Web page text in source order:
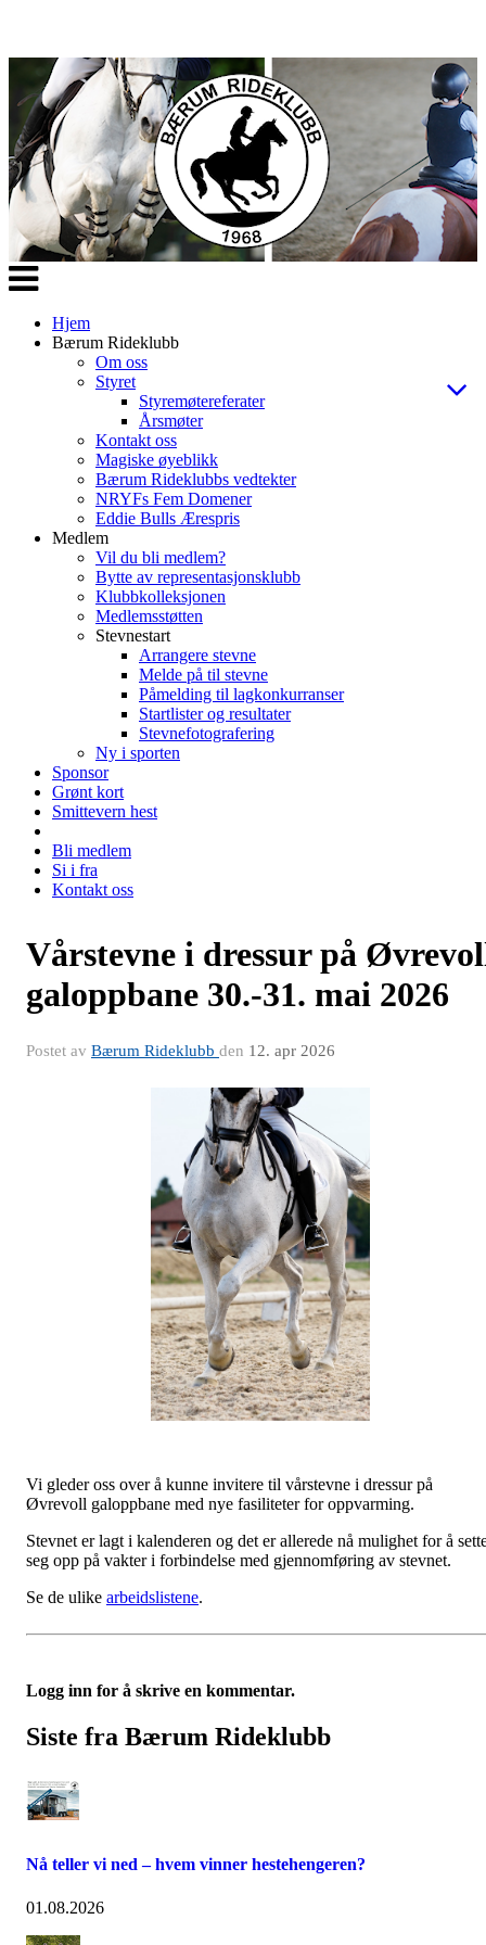
Veksle
navigasjon
Hjem
Bærum Rideklubb
Om oss
Styret
Styremøtereferater
Årsmøter
Kontakt oss
Magiske øyeblikk
Bærum Rideklubbs vedtekter
NRYFs Fem Domener
Eddie Bulls Ærespris
Medlem
Vil du bli medlem?
Bytte av representasjonsklubb
Klubbkolleksjonen
Medlemsstøtten
Stevnestart
Arrangere stevne
Melde på til stevne
Påmelding til lagkonkurranser
Startlister og resultater
Stevnefotografering
Ny i sporten
Sponsor
Grønt kort
Smittevern hest
Bli medlem
Si i fra
Kontakt oss
Vårstevne i dressur på
galoppbane 30.-31. mai 2026
Postet av Bærum Rideklubb den 12. apr 2026
Vi gleder oss over å kunne invitere til vårstevne i dressur på
Øvrevoll galoppbane med nye fasiliteter for oppvarming.
Stevnet er lagt i kalenderen og det er allerede nå mulighet for å
seg opp på vakter i forbindelse med gjennomføring av stevnet.
Se de ulike arbeidslistene.
Logg inn for å skrive en kommentar.
Siste fra Bærum Rideklubb
Nå teller vi ned – hvem vinner hestehengeren?
01.08.2026